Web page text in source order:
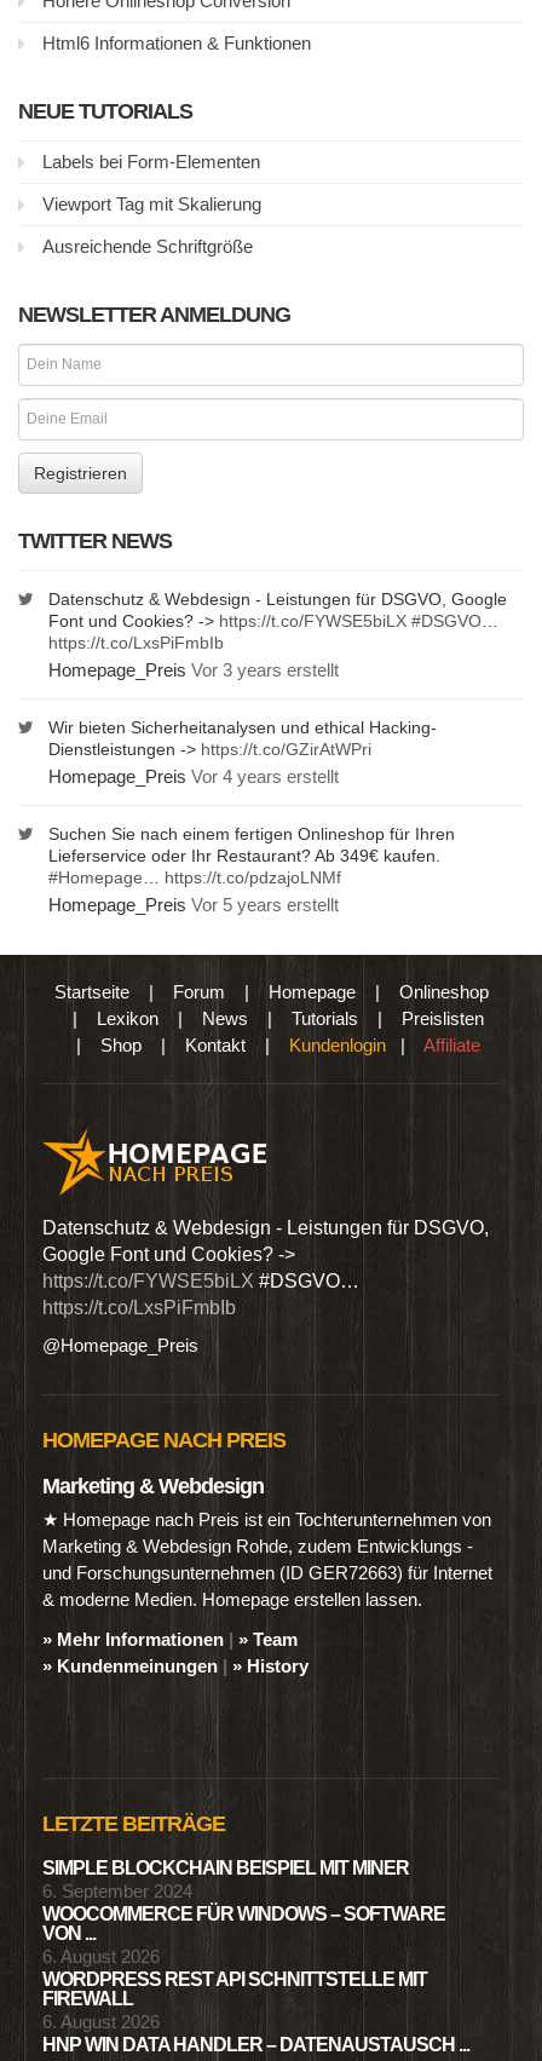
Html6 Informationen & Funktionen
NEUE TUTORIALS
Labels bei Form-Elementen
Viewport Tag mit Skalierung
Ausreichende Schriftgröße
NEWSLETTER ANMELDUNG
TWITTER NEWS
Datenschutz & Webdesign - Leistungen für DSGVO, Google
Font und Cookies? -> https://t.co/FYWSE5biLX #DSGVO
https://t.co/LxsPiFmbIb
Homepage_Preis Vor 3 years erstellt
Wir bieten Sicherheitanalysen und ethical Hacking-
Dienstleistungen -> https://t.co/GZirAtWPri
Homepage_Preis Vor 4 years erstellt
Suchen Sie nach einem fertigen Onlineshop für Ihren
Lieferservice oder Ihr Restaurant? Ab 349€ kaufen.
#Homepage
https://t.co/pdzajoLNMf
Homepage_Preis Vor 5 years erstellt
Startseite| Forum | Homepage| Onlineshop
| Lexikon | News | Tutorials | Preislisten
| Shop | Kontakt | Kundenlogin | Affiliate
Datenschutz & Webdesign - Leistungen für DSGVO,
Google Font und Cookies? ->
https://t.co/FYWSE5biLX #DSGVO…
https://t.co/LxsPiFmbIb
@Homepage_Preis
HOMEPAGE NACH PREIS
Marketing & Webdesign
★ Homepage nach Preis ist ein Tochterunternehmen von
Marketing & Webdesign Rohde, zudem Entwicklungs -
und Forschungsunternehmen (ID GER72663) für Internet
& moderne Medien. Homepage erstellen lassen.
» Mehr Informationen | » Team
» Kundenmeinungen | » History
LETZTE BEITRÄGE
SIMPLE BLOCKCHAIN BEISPIEL MIT MINER
6. September 2024
WOOCOMMERCE FÜR WINDOWS – SOFTWARE
VON ...
6. August 2026
WORDPRESS REST API SCHNITTSTELLE MIT
FIREWALL
6. August 2026
HNP WIN DATA HANDLER – DATENAUSTAUSCH ...